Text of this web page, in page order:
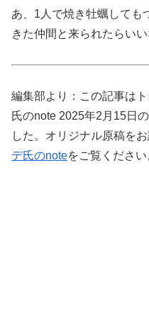
あ、1人で焼き牡蠣して
きた仲間と来られたらいい
編集部より：この記事は
氏のnote 2025年2月15日
した。オリジナル原稿を
デ氏のnoteをご覧ください